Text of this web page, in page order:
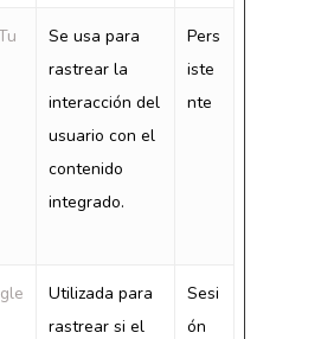
Se usa para
rastrear la
interacción del
usuario con el
contenido
integrado.
Pers
iste
nte
Utilizada para
rastrear si el
Sesi
ón